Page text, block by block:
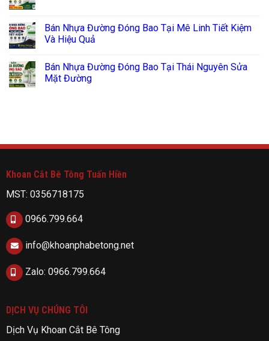
Bán Nhựa Đường Đóng Bao Tại Mê Linh Tiết Kiệm
Và Hiệu Quả
Bán Nhựa Đường Đóng Bao Tại Thái Nguyên Sửa
Mặt Đường
Khoan Cắt Bê Tông Tuấn Hiền
MST: 0356718175
0966.799.664
info@khoanphabetong.net
Zalo: 0966.799.664
DỊCH VỤ CHÚNG TÔI
Dịch Vụ Khoan Cắt Bê Tông